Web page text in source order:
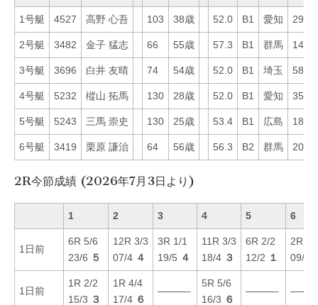
1号艇 4527 高野 心吾 103 38歳 52.0 B1 愛知 29
2号艇 3482 金子 猛志 66 55歳 57.3 B1 群馬 14
3号艇 3696 白井 友晴 74 54歳 52.0 B1 埼玉 58
4号艇 5232 樅山 拓馬 130 28歳 52.0 B1 愛知 35
5号艇 5243 三馬 崇史 130 25歳 53.4 B1 広島 18
6号艇 3419 栗原 謙治 64 56歳 56.3 B2 群馬 20
2R今節成績 (2026年7月3日より)
1 2 3 4 5 6
1日前
6R 5/6
23/6 ５
12R 3/3
07/4 ４
3R 1/1
19/5 ４
11R 3/3
18/4 ３
6R 2/2
12/2 １
2R 3/
09/2
1日前
1R 2/2
15/3 ３
1R 4/4
17/4 ６
———-
5R 5/6
16/3 ６
———-